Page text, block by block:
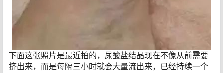
下面这张照片是最近拍的，尿酸盐结晶现在不像从前需要
挤出来，而是每隔三小时就会大量流出来，已经持续一个